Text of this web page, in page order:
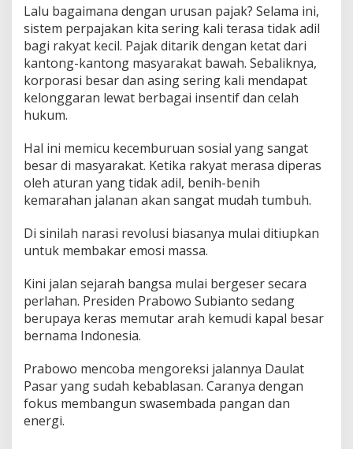
Lalu bagaimana dengan urusan pajak? Selama ini,
sistem perpajakan kita sering kali terasa tidak adil
bagi rakyat kecil. Pajak ditarik dengan ketat dari
kantong-kantong masyarakat bawah. Sebaliknya,
korporasi besar dan asing sering kali mendapat
kelonggaran lewat berbagai insentif dan celah
hukum.
Hal ini memicu kecemburuan sosial yang sangat
besar di masyarakat. Ketika rakyat merasa diperas
oleh aturan yang tidak adil, benih-benih
kemarahan jalanan akan sangat mudah tumbuh.
Di sinilah narasi revolusi biasanya mulai ditiupkan
untuk membakar emosi massa.
Kini jalan sejarah bangsa mulai bergeser secara
perlahan. Presiden Prabowo Subianto sedang
berupaya keras memutar arah kemudi kapal besar
bernama Indonesia.
Prabowo mencoba mengoreksi jalannya Daulat
Pasar yang sudah kebablasan. Caranya dengan
fokus membangun swasembada pangan dan
energi.